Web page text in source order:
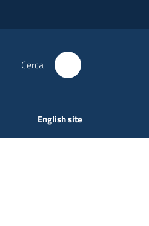
Cerca
English site